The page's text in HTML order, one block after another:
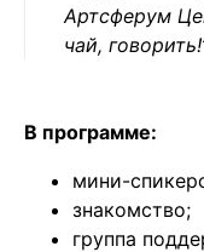
Артсферум
чай,
В программе:
мини-
знакомство;
группа